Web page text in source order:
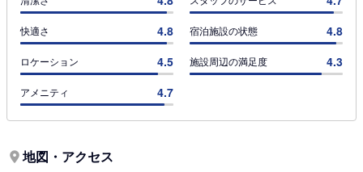
快適さ 4.8 宿泊施設の状態 4.8
ロケーション 4.5 施設周辺の満足度 4.3
アメニティ 4.7
地図・アクセス